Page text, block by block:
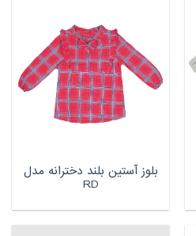
بلوز آستین بلند دخترانه مدل
RD